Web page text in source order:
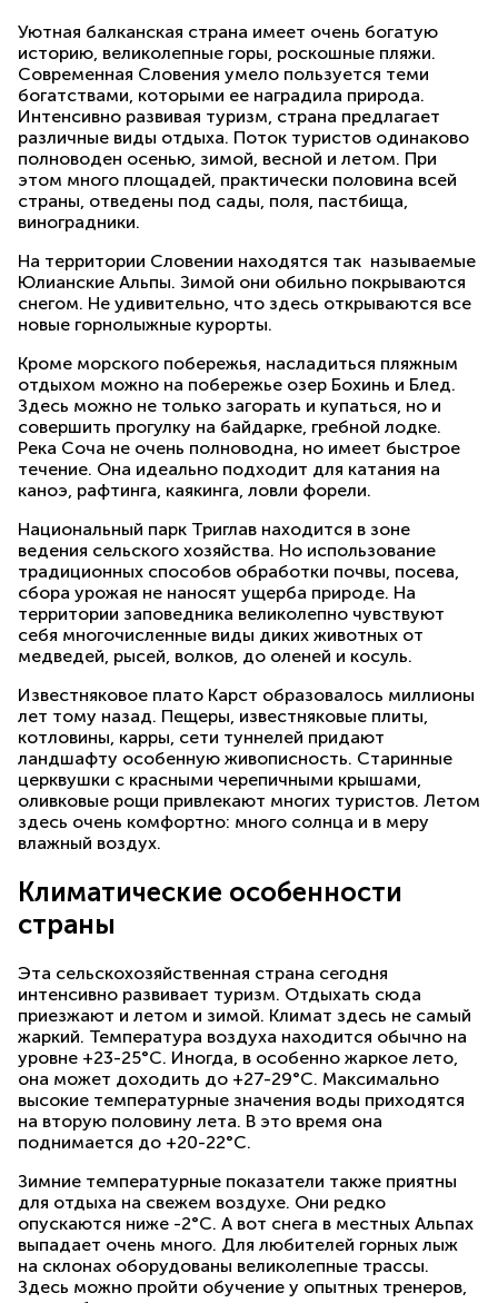
Уютная балканская страна имеет очень богатую
историю, великолепные горы, роскошные пляжи.
Современная Словения умело пользуется теми
богатствами, которыми ее наградила природа.
Интенсивно развивая туризм, страна предлагает
различные виды отдыха. Поток туристов одинаково
полноводен осенью, зимой, весной и летом. При
этом много площадей, практически половина всей
страны, отведены под сады, поля, пастбища,
виноградники.
На территории Словении находятся так называемые
Юлианские Альпы. Зимой они обильно покрываются
снегом. Не удивительно, что здесь открываются все
новые горнолыжные курорты.
Кроме морского побережья, насладиться пляжным
отдыхом можно на побережье озер Бохинь и Блед.
Здесь можно не только загорать и купаться, но и
совершить прогулку на байдарке, гребной лодке.
Река Соча не очень полноводна, но имеет быстрое
течение. Она идеально подходит для катания на
каноэ, рафтинга, каякинга, ловли форели.
Национальный парк Триглав находится в зоне
ведения сельского хозяйства. Но использование
традиционных способов обработки почвы, посева,
сбора урожая не наносят ущерба природе. На
территории заповедника великолепно чувствуют
себя многочисленные виды диких животных от
медведей, рысей, волков, до оленей и косуль.
Известняковое плато Карст образовалось миллионы
лет тому назад. Пещеры, известняковые плиты,
котловины, карры, сети туннелей придают
ландшафту особенную живописность. Старинные
церквушки с красными черепичными крышами,
оливковые рощи привлекают многих туристов. Летом
здесь очень комфортно: много солнца и в меру
влажный воздух.
Климатические особенности
страны
Эта сельскохозяйственная страна сегодня
интенсивно развивает туризм. Отдыхать сюда
приезжают и летом и зимой. Климат здесь не самый
жаркий. Температура воздуха находится обычно на
уровне +23-25°С. Иногда, в особенно жаркое лето,
она может доходить до +27-29°С. Максимально
высокие температурные значения воды приходятся
на вторую половину лета. В это время она
поднимается до +20-22°С.
Зимние температурные показатели также приятны
для отдыха на свежем воздухе. Они редко
опускаются ниже -2°С. А вот снега в местных Альпах
выпадает очень много. Для любителей горных лыж
на склонах оборудованы великолепные трассы.
Здесь можно пройти обучение у опытных тренеров,